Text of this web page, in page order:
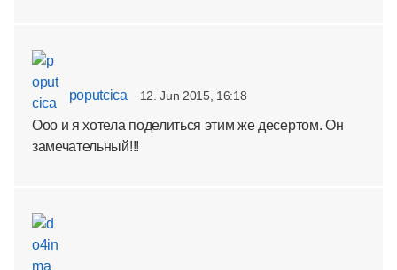
poputcica 12. Jun 2015, 16:18
Ооо и я хотела поделиться этим же десертом. Он
замечательный!!!